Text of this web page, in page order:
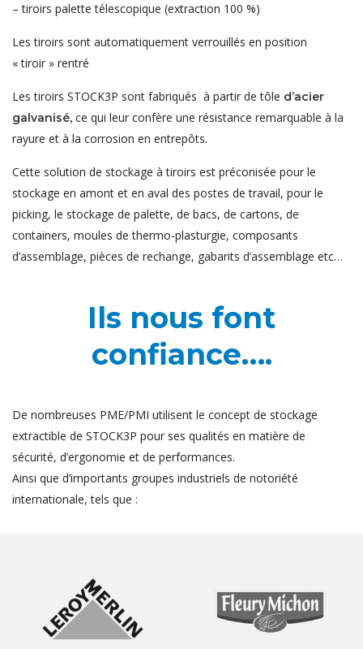
– tiroirs palette télescopique (extraction 100 %)
Les tiroirs sont automatiquement verrouillés en position
« tiroir » rentré
Les tiroirs STOCK3P sont fabriqués à partir de tôle d’acier
galvanisé, ce qui leur confère une résistance remarquable à la
rayure et à la corrosion en entrepôts.
Cette solution de stockage à tiroirs est préconisée pour le
stockage en amont et en aval des postes de travail, pour le
picking, le stockage de palette, de bacs, de cartons, de
containers, moules de thermo-plasturgie, composants
d’assemblage, pièces de rechange, gabarits d’assemblage etc…
Ils nous font
confiance….
De nombreuses PME/PMI utilisent le concept de stockage
extractible de STOCK3P pour ses qualités en matière de
sécurité, d’ergonomie et de performances.
Ainsi que d’importants groupes industriels de notoriété
internationale, tels que :